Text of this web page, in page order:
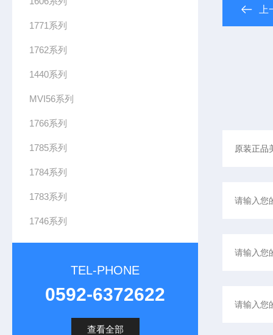
1771系列
1762系列
1440系列
MVI56系列
1766系列
1785系列
1784系列
1783系列
1746系列
TEL-PHONE
0592-6372622
查看全部
-